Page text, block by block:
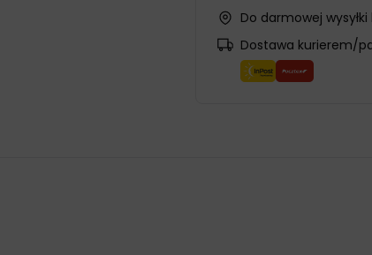
Do darmowej
Dostawa kurierem/